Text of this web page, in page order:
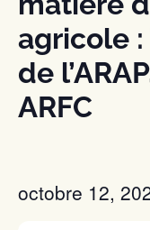
agricole
de
ARFC
octobre 12,